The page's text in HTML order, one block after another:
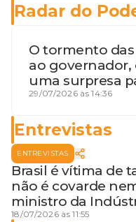
Radar do
O tormento das
ao governador,
uma surpresa
terceira guerra
29/07/2026 às 14:36
Entrevistas
ENTREVISTAS
Brasil é vítima de
não é covarde
ministro da
18/07/2026 às 11:55